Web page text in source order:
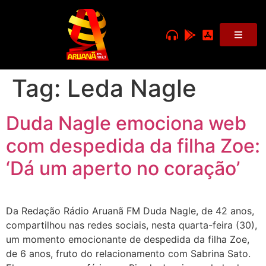
Tag: Leda Nagle
Duda Nagle emociona web
com despedida da filha Zoe:
‘Dá um aperto no coração’
Da Redação Rádio Aruanã FM Duda Nagle, de 42 anos,
compartilhou nas redes sociais, nesta quarta-feira (30),
um momento emocionante de despedida da filha Zoe,
de 6 anos, fruto do relacionamento com Sabrina Sato.